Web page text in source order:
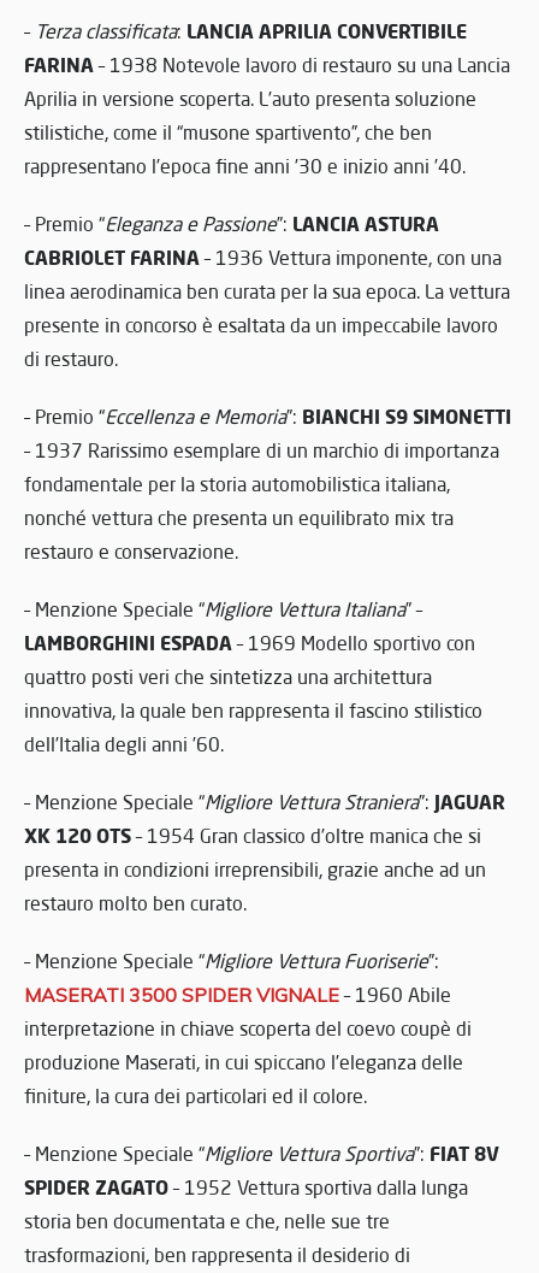
– Terza classificata: LANCIA APRILIA CONVERTIBILE
FARINA – 1938 Notevole lavoro di restauro su una Lancia
Aprilia in versione scoperta. L’auto presenta soluzione
stilistiche, come il “musone spartivento”, che ben
rappresentano l’epoca fine anni ’30 e inizio anni ’40.
– Premio “Eleganza e Passione”: LANCIA ASTURA
CABRIOLET FARINA – 1936 Vettura imponente, con una
linea aerodinamica ben curata per la sua epoca. La vettura
presente in concorso è esaltata da un impeccabile lavoro
di restauro.
– Premio “Eccellenza e Memoria”: BIANCHI S9 SIMONETTI
– 1937 Rarissimo esemplare di un marchio di importanza
fondamentale per la storia automobilistica italiana,
nonché vettura che presenta un equilibrato mix tra
restauro e conservazione.
– Menzione Speciale “Migliore Vettura Italiana” –
LAMBORGHINI ESPADA – 1969 Modello sportivo con
quattro posti veri che sintetizza una architettura
innovativa, la quale ben rappresenta il fascino stilistico
dell’Italia degli anni ’60.
– Menzione Speciale “Migliore Vettura Straniera”: JAGUAR
XK 120 OTS– 1954 Gran classico d’oltre manica che si
presenta in condizioni irreprensibili, grazie anche ad un
restauro molto ben curato.
– Menzione Speciale “Migliore Vettura Fuoriserie”:
MASERATI 3500 SPIDER VIGNALE– 1960 Abile
interpretazione in chiave scoperta del coevo coupè di
produzione Maserati, in cui spiccano l’eleganza delle
finiture, la cura dei particolari ed il colore.
– Menzione Speciale “Migliore Vettura Sportiva”: FIAT 8V
SPIDER ZAGATO– 1952 Vettura sportiva dalla lunga
storia ben documentata e che, nelle sue tre
trasformazioni, ben rappresenta il desiderio di